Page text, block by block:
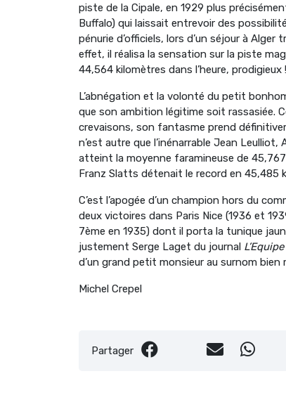
piste de la Cipale, en 1929 plus
Buffalo) qui laissait entrevoir des
pénurie d’officiels, lors d’un séjour à
effet, il réalisa la sensation sur la piste
44,564 kilomètres dans l’heure, prodigieux !
L’abnégation et la volonté du petit
que son ambition légitime soit rassasiée.
crevaisons, son fantasme prend
n’est autre que l’inénarrable Jean
atteint la moyenne faramineuse de
Franz Slatts détenait le record en 45,485
C’est l’apogée d’un champion hors du
deux victoires dans Paris Nice (1936 et
7ème en 1935) dont il porta la tunique
justement Serge Laget du journal L’Equipe
d’un grand petit monsieur au surnom bien
Michel Crepel
Partager